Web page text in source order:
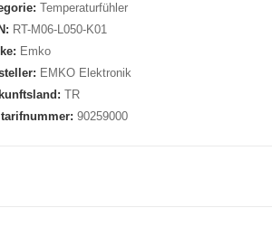
Temperaturfühler
RT-M06-L050-K01
Emko
EMKO Elektronik
TR
90259000